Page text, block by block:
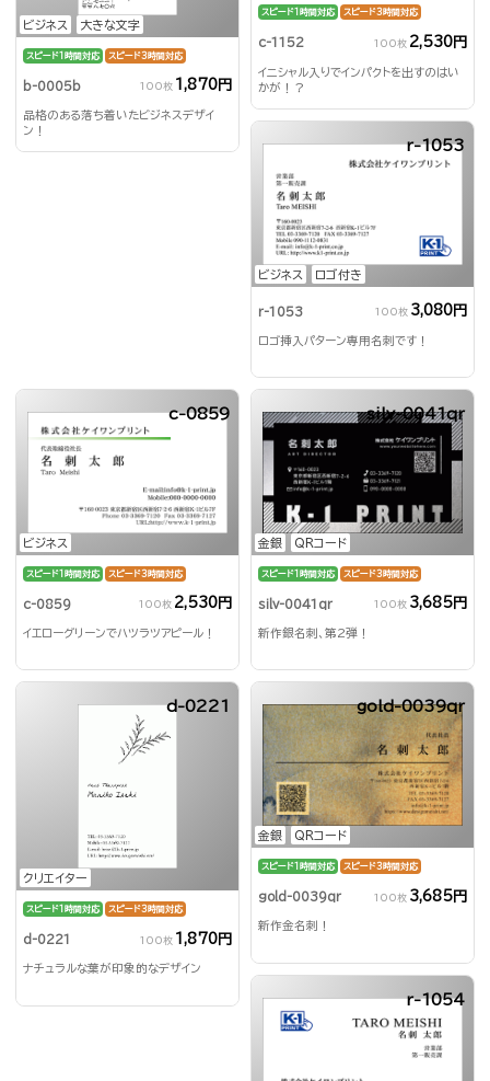
ビジネス 大きな文字
スピード1時間対応 スピード3時間対応
b-0005b 100枚 1,870円
品格のある落ち着いたビジネスデザイ
ン！
スピード1時間対応 スピード3時間対応
c-1152 100枚 2,530円
イニシャル入りでインパクトを出すのはい
かが！？
ビジネス ロゴ付き
r-1053
r-1053 100枚 3,080円
ロゴ挿入パターン専用名刺です！
ビジネス
c-0859
スピード1時間対応 スピード3時間対応
c-0859 100枚 2,530円
イエローグリーンでハツラツアピール！
金銀 QRコード
silv-0041qr
スピード1時間対応 スピード3時間対応
silv-0041qr 100枚 3,685円
新作銀名刺、第2弾！
クリエイター
d-0221
スピード1時間対応 スピード3時間対応
d-0221 100枚 1,870円
ナチュラルな葉が印象的なデザイン
金銀 QRコード
gold-0039qr
スピード1時間対応 スピード3時間対応
gold-0039qr 100枚 3,685円
新作金名刺！
r-1054